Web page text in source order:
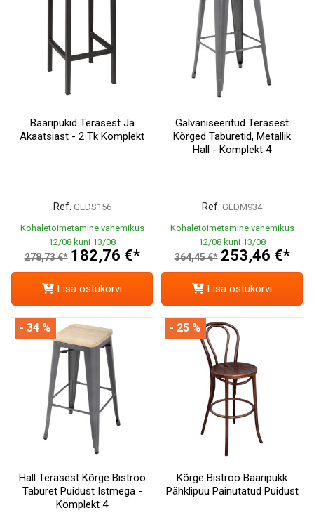
Baaripukid Terasest Ja
Akaatsiast - 2 Tk Komplekt
Ref. GEDS156
Kohaletoimetamine vahemikus
12/08 kuni 13/08
278,73 €* 182,76 €*
Lisa ostukorvi
Galvaniseeritud Terasest
Kõrged Taburetid, Metallik
Hall - Komplekt 4
Ref. GEDM934
Kohaletoimetamine vahemikus
12/08 kuni 13/08
364,45 €* 253,46 €*
Lisa ostukorvi
Hall Terasest Kõrge Bistroo
Taburet Puidust Istmega -
Komplekt 4
- 34 %
Kõrge Bistroo Baaripukk
Pähklipuu Painutatud Puidust
- 25 %